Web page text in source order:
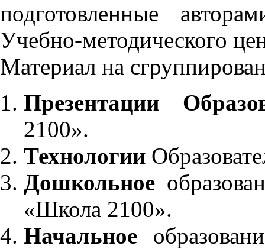
подготовленные
Учебно-методического
Материал на
Презентации
2100».
Технологии
Дошкольное
«Школа 2100».
Начальное